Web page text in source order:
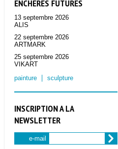
ENCHERES FUTURES
13 septembre 2026
ALIS
22 septembre 2026
ARTMARK
25 septembre 2026
VIKART
painture
sculpture
INSCRIPTION A LA
NEWSLETTER
e-mail